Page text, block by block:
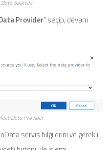
Sources
Provider” seçip, devam
Data Provider
servis bilgilerini ve gerekli